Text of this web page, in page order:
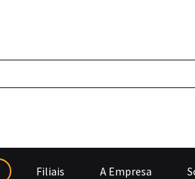
Filiais A Empresa